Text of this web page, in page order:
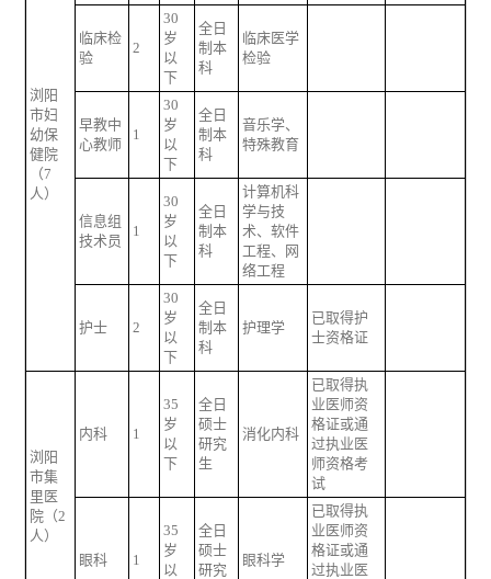
浏阳
市妇
幼保
健院
（7
人）
临床检
验
2
30
岁
以
下
全日
制本
科
临床医学
检验
早教中
心教师
1
30
岁
以
下
全日
制本
科
音乐学、
特殊教育
信息组
技术员
1
30
岁
以
下
全日
制本
科
计算机科
学与技
术、软件
工程、网
络工程
护士 2
30
岁
以
下
全日
制本
科
护理学
已取得护
士资格证
浏阳
市集
里医
院（2
人）
内科 1
35
岁
以
下
全日
硕士
研究
生
消化内科
已取得执
业医师资
格证或通
过执业医
师资格考
试
眼科 1
35
岁
以
全日
硕士
研究
眼科学
已取得执
业医师资
格证或通
过执业医